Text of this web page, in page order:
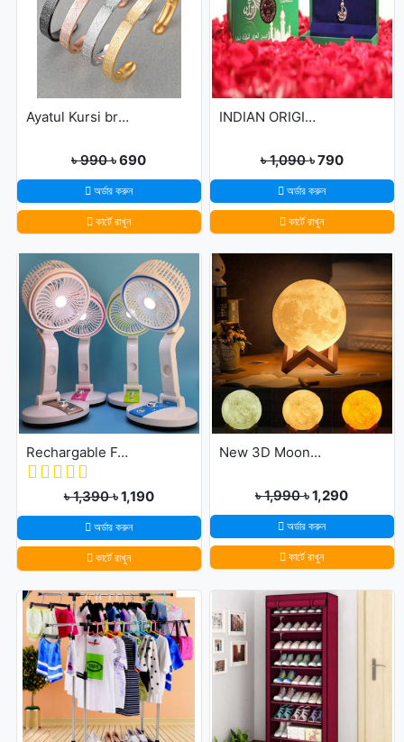
Ayatul Kursi bracelet
৳ 990৳ 690
অর্ডার করুন
কার্টে রাখুন
INDIAN ORIGINAL ALLAH BARKAT LOCKET - GOLDEN/SILVER
৳ 1,090৳ 790
অর্ডার করুন
কার্টে রাখুন
Rechargable Folding Table Fan With LED Light
৳ 1,390৳ 1,190
অর্ডার করুন
কার্টে রাখুন
New 3D Moon Lamp 16 Colors Remote & Touching system
৳ 1,990৳ 1,290
অর্ডার করুন
কার্টে রাখুন